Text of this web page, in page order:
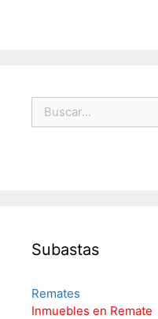
Subastas
Remates
Inmuebles en Remate